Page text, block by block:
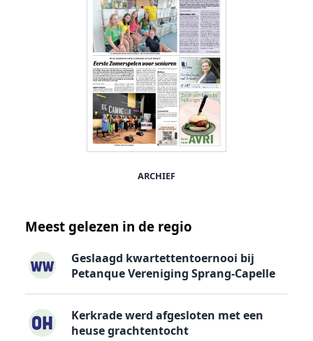
ARCHIEF
Meest gelezen in de regio
Geslaagd kwartettentoernooi bij
Petanque Vereniging Sprang-Capelle
Kerkrade werd afgesloten met een
heuse grachtentocht